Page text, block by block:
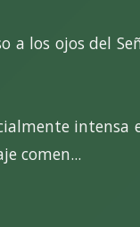
los ojos del
intensa
comen...